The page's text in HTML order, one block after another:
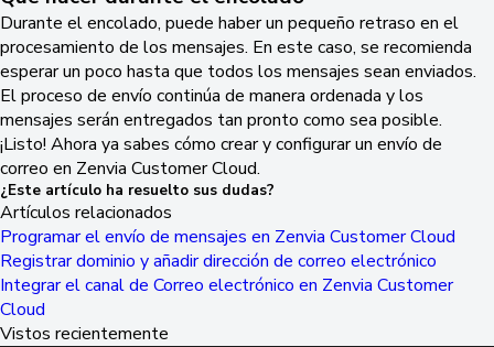
Durante el encolado, puede haber un pequeño retraso en el
procesamiento de los mensajes. En este caso, se recomienda
esperar un poco hasta que todos los mensajes sean enviados.
El proceso de envío continúa de manera ordenada y los
mensajes serán entregados tan pronto como sea posible.
¡Listo! Ahora ya sabes cómo crear y configurar un envío de
correo en Zenvia Customer Cloud.
¿Este artículo ha resuelto sus dudas?
Artículos relacionados
Programar el envío de mensajes en Zenvia Customer Cloud
Registrar dominio y añadir dirección de correo electrónico
Integrar el canal de Correo electrónico en Zenvia Customer
Cloud
Vistos recientemente